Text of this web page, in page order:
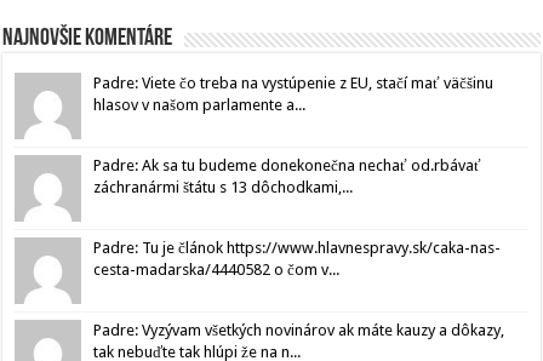
Najnovšie komentáre
Padre: Viete čo treba na vystúpenie z EU, stačí mať väčšinu
hlasov v našom parlamente a...
Padre: Ak sa tu budeme donekonečna nechať od.rbávať
záchranármi štátu s 13 dôchodkami,...
Padre: Tu je článok https://www.hlavnespravy.sk/caka-nas-
cesta-madarska/4440582 o čom v...
Padre: Vyzývam všetkých novinárov ak máte kauzy a dôkazy,
tak nebuďte tak hlúpi že na n...